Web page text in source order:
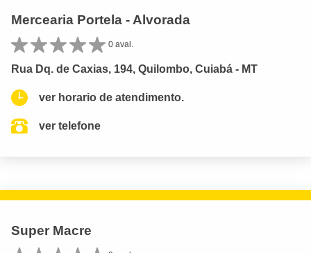
Mercearia Portela - Alvorada
0 aval.
Rua Dq. de Caxias, 194, Quilombo, Cuiabá - MT
ver horario de atendimento.
ver telefone
Super Macre